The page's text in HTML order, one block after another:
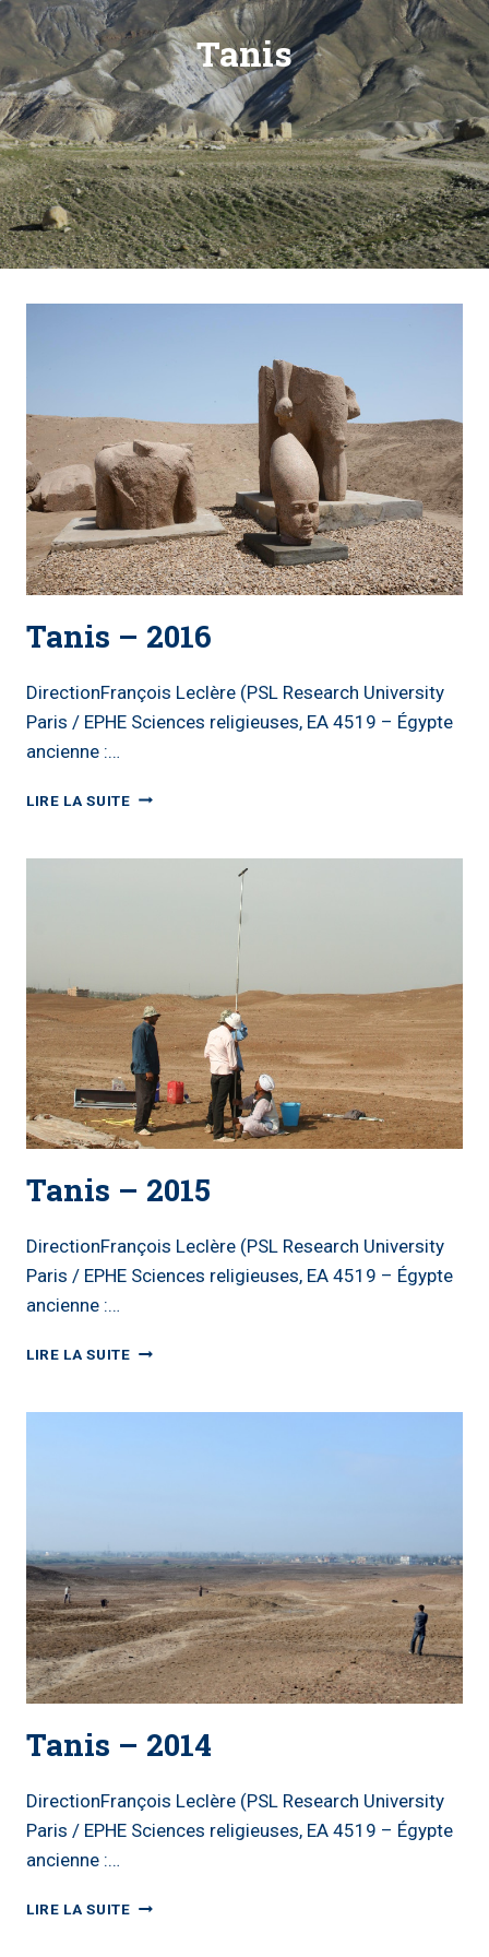
Tanis
Tanis – 2016
DirectionFrançois Leclère (PSL Research University
Paris / EPHE Sciences religieuses, EA 4519 – Égypte
ancienne :…
LIRE LA SUITETANIS
Tanis – 2015
DirectionFrançois Leclère (PSL Research University
Paris / EPHE Sciences religieuses, EA 4519 – Égypte
ancienne :…
LIRE LA SUITETANIS
Tanis – 2014
DirectionFrançois Leclère (PSL Research University
Paris / EPHE Sciences religieuses, EA 4519 – Égypte
ancienne :…
LIRE LA SUITETANIS